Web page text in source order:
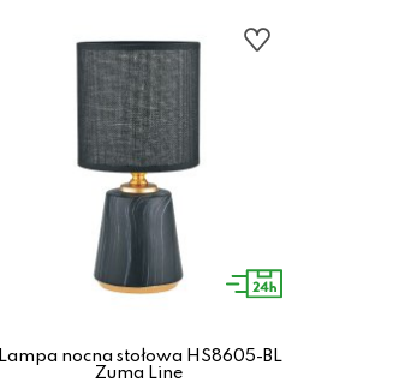
Lampa nocna stołowa HS8605-BL
Zuma Line